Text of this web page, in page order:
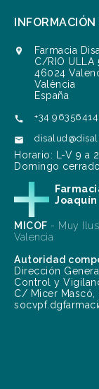

Farmacia
C/RIO ULLA
46024
València
España
 +34

Horario: L-V 9 a
Domingo cerrado.
Joaquín
MICOF - Muy
Valencia
Autoridad
Dirección
Control y
C/ Micer Mascó,